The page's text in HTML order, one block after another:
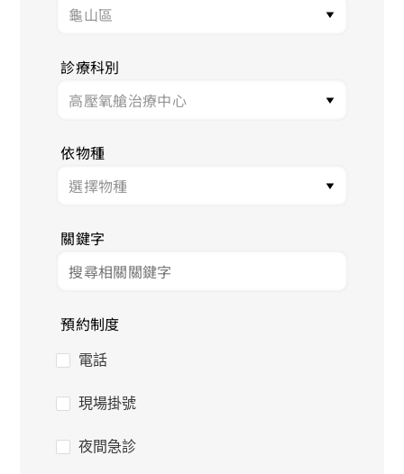
診療科別
依物種
關鍵字
預約制度
電話
現場掛號
夜間急診